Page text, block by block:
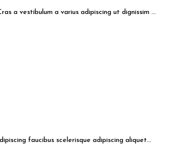
a vestibulum a varius adipiscing ut dignissim ...
faucibus scelerisque adipiscing aliquet...